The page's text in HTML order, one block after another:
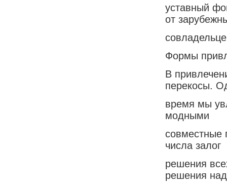
уставный
от
Формы
В
перекосы.
время мы
модными
совместные
числа залог
решения
решения